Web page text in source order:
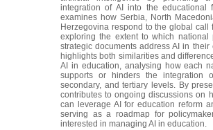
integration of AI into the educational
examines how Serbia, North
Herzegovina respond to the global call
exploring the extent to which national
strategic documents address AI in
highlights both similarities and
AI in education, analysing how each
supports or hinders the integration
secondary, and tertiary levels. By
contributes to ongoing discussions on
can leverage AI for education reform
serving as a roadmap for
interested in managing AI in education.